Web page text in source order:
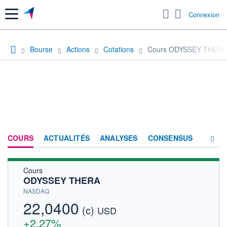
Menu Connexion
Bourse Actions Cotations Cours ODYSSEY THERA
COURS ACTUALITÉS ANALYSES CONSENSUS
ACTIONNAIRES
Cours
ODYSSEY THERA
NASDAQ
22,0400 (c) USD
+2,27%